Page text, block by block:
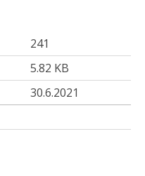
241
5.82 KB
30.6.2021